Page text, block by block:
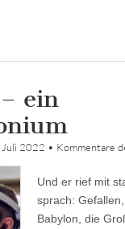
ein
Juli 2022 • Kommentare
Und er rief mit
sprach:
Babylon, die